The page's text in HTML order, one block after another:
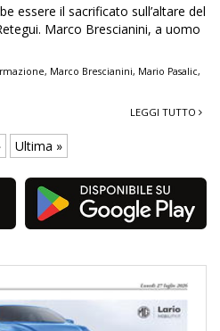
essere il sacrificato sull’altare del
Marco Brescianini, a uomo
, Marco Brescianini, Mario Pasalic,
LEGGI TUTTO
Ultima »